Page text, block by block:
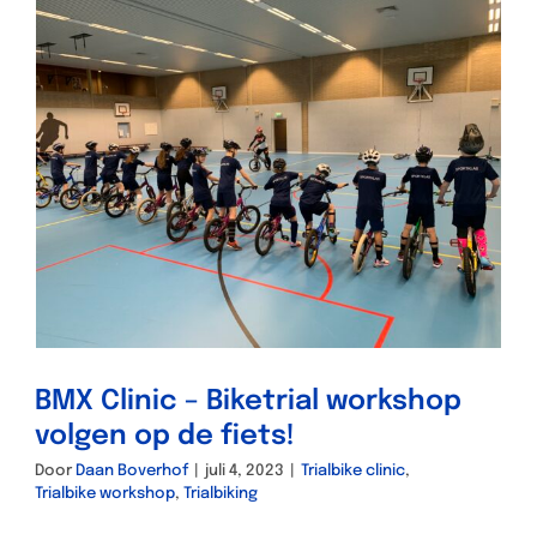
BMX Clinic – Biketrial workshop
volgen op de fiets!
Door Daan Boverhof juli 4, 2023 Trialbike clinic,
Trialbike workshop, Trialbiking